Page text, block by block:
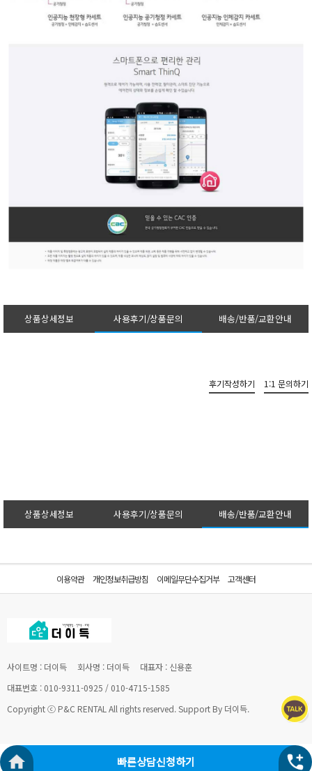
상품상세정보 사용후기/상품문의 배송/반품/교환안내
상품상세정보 사용후기/상품문의 배송/반품/교환안내
이용약관 개인정보취급방침 이메일무단수집거부 고객센터
사이트명 : 더이득 회사명 : 더이득
대표자 : 신용훈
대표번호 : 010-9311-0925 / 010-4715-1585
Copyright ⓒ P&C RENTAL All rights reserved. Support By 더이득.
빠른상담신청하기